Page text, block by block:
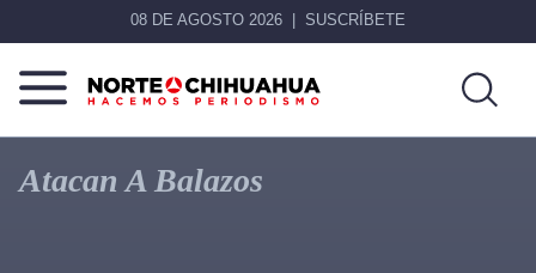
08 DE AGOSTO 2026 SUSCRÍBETE
Norte
Chihuahua
Más
que
noticias,
Atacan A Balazos